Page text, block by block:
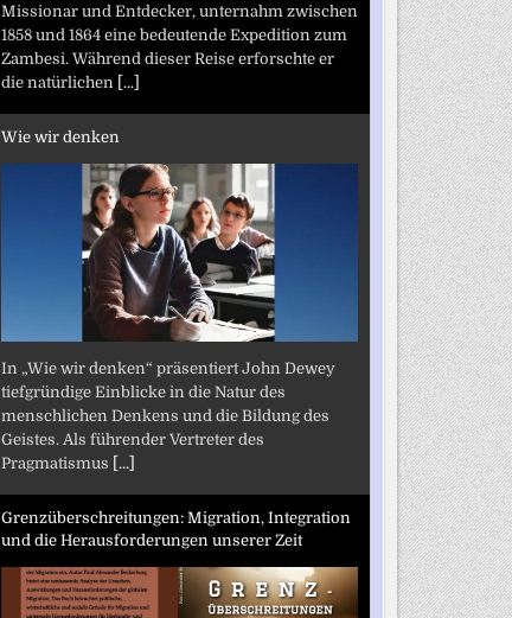
Missionar und Entdecker, unternahm zwischen
1858 und 1864 eine bedeutende Expedition zum
Zambesi. Während dieser Reise erforschte er
die natürlichen [...]
Wie wir denken
In „Wie wir denken“ präsentiert John Dewey
tiefgründige Einblicke in die Natur des
menschlichen Denkens und die Bildung des
Geistes. Als führender Vertreter des
Pragmatismus [...]
Grenzüberschreitungen: Migration, Integration
und die Herausforderungen unserer Zeit